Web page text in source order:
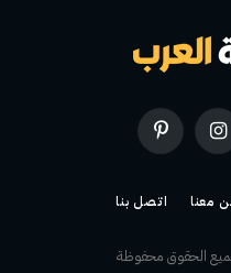
الانستغرامبينتيريست
معنا اتصل بنا